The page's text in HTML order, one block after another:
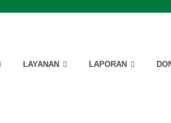
LAYANAN LAPORAN